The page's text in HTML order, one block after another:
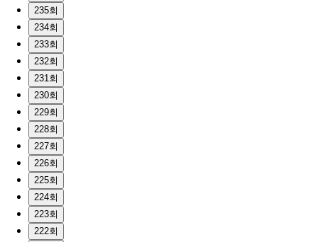
235회
234회
233회
232회
231회
230회
229회
228회
227회
226회
225회
224회
223회
222회